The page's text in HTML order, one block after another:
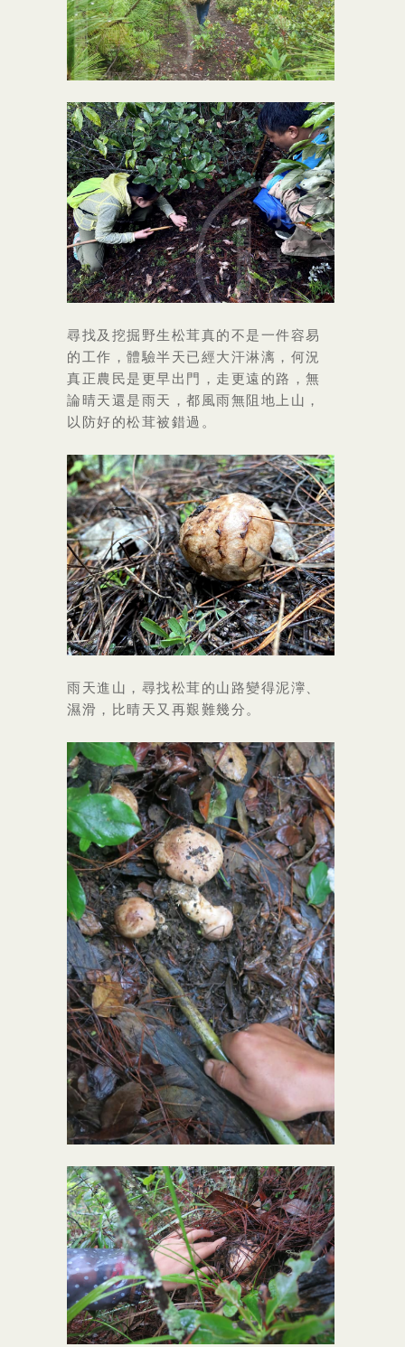
尋找及挖掘野生松茸真的不是一件容易
的工作，體驗半天已經大汗淋漓，何況
真正農民是更早出門，走更遠的路，無
論晴天還是雨天，都風雨無阻地上山，
以防好的松茸被錯過。
雨天進山，尋找松茸的山路變得泥濘、
濕滑，比晴天又再艱難幾分。